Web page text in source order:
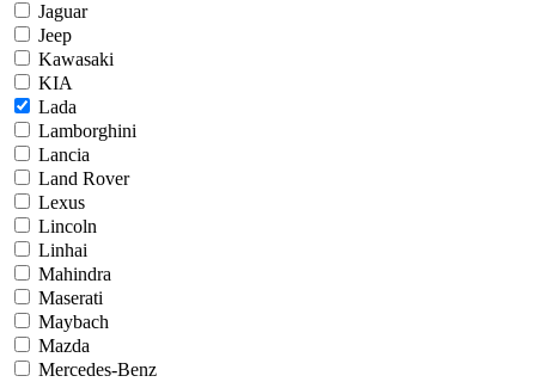
Jaguar
Jeep
Kawasaki
KIA
Lada
Lamborghini
Lancia
Land Rover
Lexus
Lincoln
Linhai
Mahindra
Maserati
Maybach
Mazda
Mercedes-Benz